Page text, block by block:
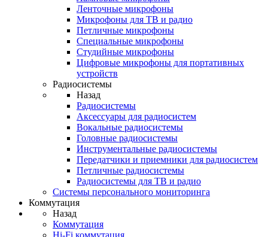
Ленточные микрофоны
Микрофоны для ТВ и радио
Петличные микрофоны
Специальные микрофоны
Студийные микрофоны
Цифровые микрофоны для портативных
устройств
Радиосистемы
Назад
Радиосистемы
Аксессуары для радиосистем
Вокальные радиосистемы
Головные радиосистемы
Инструментальные радиосистемы
Передатчики и приемники для радиосистем
Петличные радиосистемы
Радиосистемы для ТВ и радио
Системы персонального мониторинга
Коммутация
Назад
Коммутация
Hi-Fi коммутация